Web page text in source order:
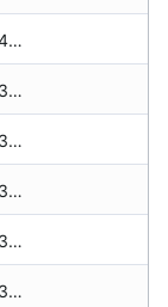
53,430 zł
53,380 zł
53,380 zł
53,380 zł
53,325 zł
53,325 zł